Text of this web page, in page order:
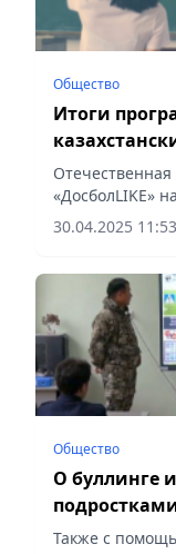
Общество
Итоги
себя в
«ДосболLIKE»
колледжах уже
Vecher.kz.
30.04.2025 11:53
Общество
О буллинге
Также с